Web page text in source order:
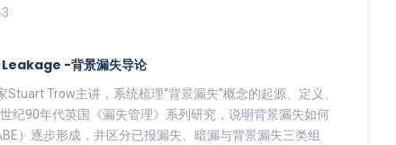
-背景漏失导论
Trow主讲，系统梳理“背景漏失”概念的起源、定义、
纪90年代英国《漏失管理》系列研究，说明背景漏失如何
）逐步形成，并区分已报漏失、暗漏与背景漏失三类组